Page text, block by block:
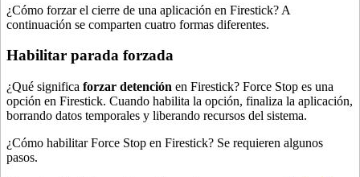
¿Cómo forzar el cierre de una aplicación en Firestick? A
continuación se comparten cuatro formas diferentes.
Habilitar parada forzada
¿Qué significa forzar detención en Firestick? Force Stop es una
opción en Firestick. Cuando habilita la opción, finaliza la aplicación,
borrando datos temporales y liberando recursos del sistema.
¿Cómo habilitar Force Stop en Firestick? Se requieren algunos
pasos.